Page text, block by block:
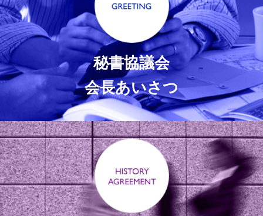
秘書協議会
会長あいさつ